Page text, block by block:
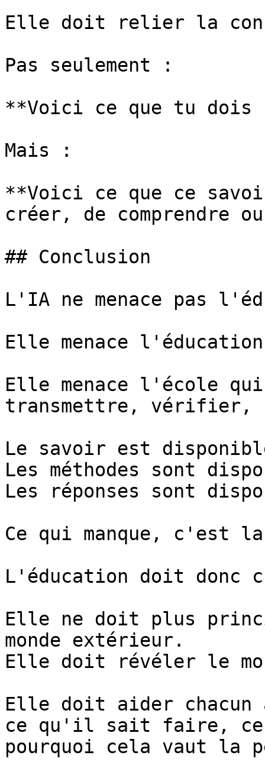
Elle doit relier la
Pas seulement :
**Voici ce que tu dois
Mais :
**Voici ce que ce
créer, de comprendre
## Conclusion
L'IA ne menace pas
Elle menace
Elle menace l'école
transmettre, vérifier,
Le savoir est
Les méthodes sont
Les réponses sont
Ce qui manque, c'est
L'éducation doit donc
Elle ne doit plus
monde extérieur.
Elle doit révéler le
Elle doit aider chacun
ce qu'il sait faire,
pourquoi cela vaut la